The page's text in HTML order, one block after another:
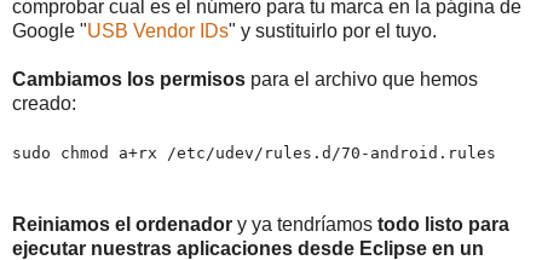
comprobar cual es el número para tu marca en la página de
Google "USB Vendor IDs" y sustituirlo por el tuyo.
Cambiamos los permisos para el archivo que hemos
creado:
sudo chmod a+rx /etc/udev/rules.d/70-android.rules
Reiniamos el ordenador y ya tendríamos todo listo para
ejecutar nuestras aplicaciones desde Eclipse en un